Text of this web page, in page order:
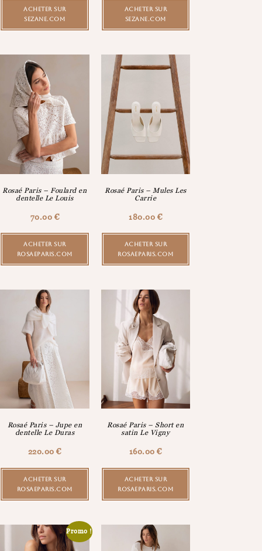
ACHETER SUR
SEZANE.COM
ACHETER SUR
SEZANE.COM
Rosaé Paris – Foulard en
dentelle Le Louis
70.00 €
ACHETER SUR
ROSAEPARIS.COM
Rosaé Paris – Mules Les
Carrie
180.00 €
ACHETER SUR
ROSAEPARIS.COM
Rosaé Paris – Jupe en
dentelle Le Duras
220.00€
ACHETER SUR
ROSAEPARIS.COM
Rosaé Paris – Short en
satin Le Vigny
160.00€
ACHETER SUR
ROSAEPARIS.COM
Promo !